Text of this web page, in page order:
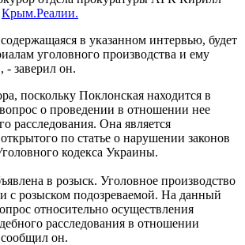
Крым.Реалии.
в указанном интервью, будет
уголовного производства и ему
- заверил он.
поскольку Поклонская находится в
о проведении в отношении нее
расследования. Она является
по статье о нарушении законов
кодекса Украины.
в розыск. Уголовное производство
с розыском подозреваемой. На данный
относительно осуществления
расследования в отношении
он.